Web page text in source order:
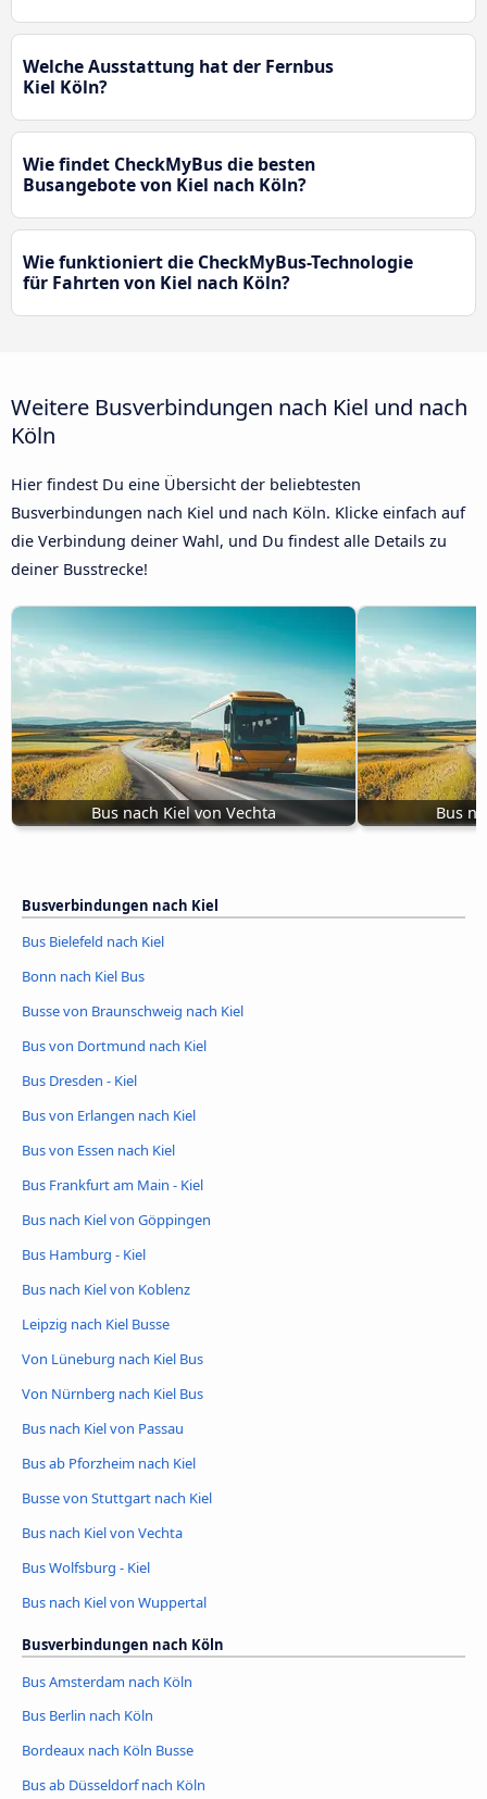
Welche Ausstattung hat der Fernbus
Kiel Köln?
Wie findet CheckMyBus die besten
Busangebote von Kiel nach Köln?
Wie funktioniert die CheckMyBus-Technologie
für Fahrten von Kiel nach Köln?
Weitere Busverbindungen nach Kiel und nach
Köln
Hier findest Du eine Übersicht der beliebtesten
Busverbindungen nach Kiel und nach Köln. Klicke einfach auf
die Verbindung deiner Wahl, und Du findest alle Details zu
deiner Busstrecke!
Bus nach Kiel von Vechta Bus
Busverbindungen nach Kiel
Bus Bielefeld nach Kiel
Bonn nach Kiel Bus
Busse von Braunschweig nach Kiel
Bus von Dortmund nach Kiel
Bus Dresden - Kiel
Bus von Erlangen nach Kiel
Bus von Essen nach Kiel
Bus Frankfurt am Main - Kiel
Bus nach Kiel von Göppingen
Bus Hamburg - Kiel
Bus nach Kiel von Koblenz
Leipzig nach Kiel Busse
Von Lüneburg nach Kiel Bus
Von Nürnberg nach Kiel Bus
Bus nach Kiel von Passau
Bus ab Pforzheim nach Kiel
Busse von Stuttgart nach Kiel
Bus nach Kiel von Vechta
Bus Wolfsburg - Kiel
Bus nach Kiel von Wuppertal
Busverbindungen nach Köln
Bus Amsterdam nach Köln
Bus Berlin nach Köln
Bordeaux nach Köln Busse
Bus ab Düsseldorf nach Köln